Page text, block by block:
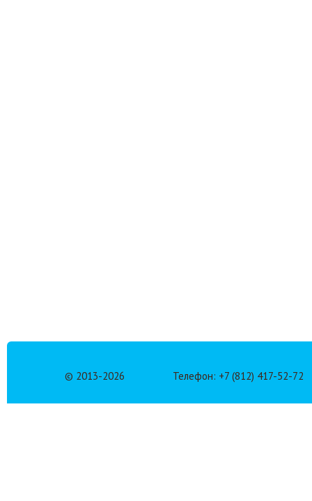
© 2013-2026 Телефон: +7 (812) 417-52-72